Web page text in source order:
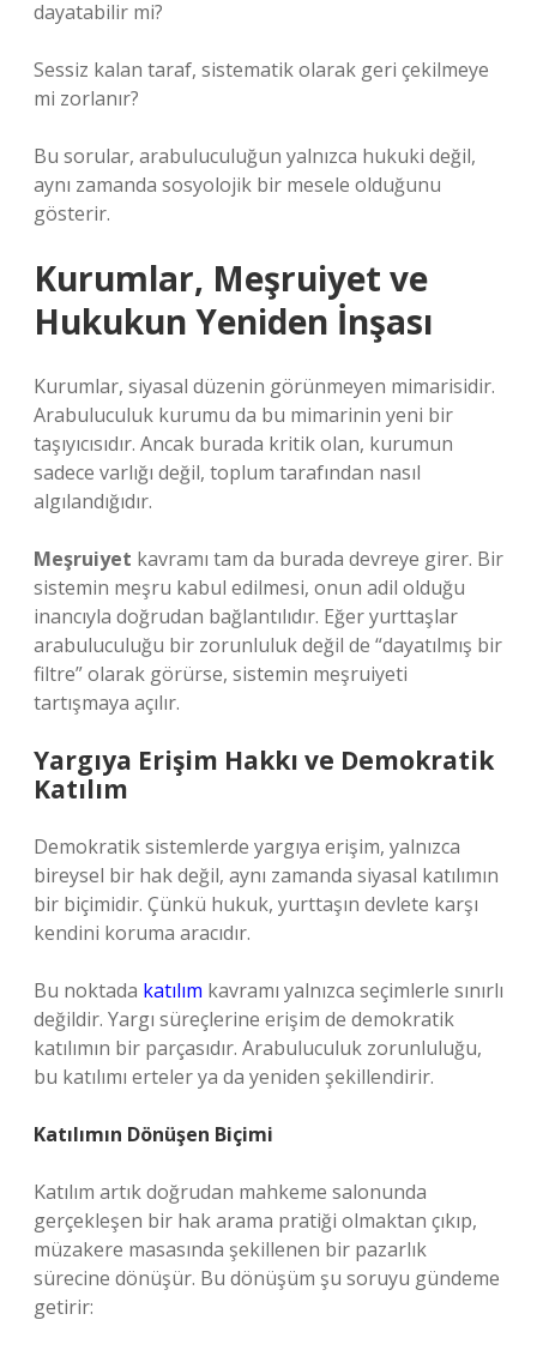
dayatabilir mi?
Sessiz kalan taraf, sistematik olarak geri çekilmeye
mi zorlanır?
Bu sorular, arabuluculuğun yalnızca hukuki değil,
aynı zamanda sosyolojik bir mesele olduğunu
gösterir.
Kurumlar, Meşruiyet ve
Hukukun Yeniden İnşası
Kurumlar, siyasal düzenin görünmeyen mimarisidir.
Arabuluculuk kurumu da bu mimarinin yeni bir
taşıyıcısıdır. Ancak burada kritik olan, kurumun
sadece varlığı değil, toplum tarafından nasıl
algılandığıdır.
Meşruiyet kavramı tam da burada devreye girer. Bir
sistemin meşru kabul edilmesi, onun adil olduğu
inancıyla doğrudan bağlantılıdır. Eğer yurttaşlar
arabuluculuğu bir zorunluluk değil de “dayatılmış bir
filtre” olarak görürse, sistemin meşruiyeti
tartışmaya açılır.
Yargıya Erişim Hakkı ve Demokratik
Katılım
Demokratik sistemlerde yargıya erişim, yalnızca
bireysel bir hak değil, aynı zamanda siyasal katılımın
bir biçimidir. Çünkü hukuk, yurttaşın devlete karşı
kendini koruma aracıdır.
Bu noktada katılım kavramı yalnızca seçimlerle sınırlı
değildir. Yargı süreçlerine erişim de demokratik
katılımın bir parçasıdır. Arabuluculuk zorunluluğu,
bu katılımı erteler ya da yeniden şekillendirir.
Katılımın Dönüşen Biçimi
Katılım artık doğrudan mahkeme salonunda
gerçekleşen bir hak arama pratiği olmaktan çıkıp,
müzakere masasında şekillenen bir pazarlık
sürecine dönüşür. Bu dönüşüm şu soruyu gündeme
getirir: